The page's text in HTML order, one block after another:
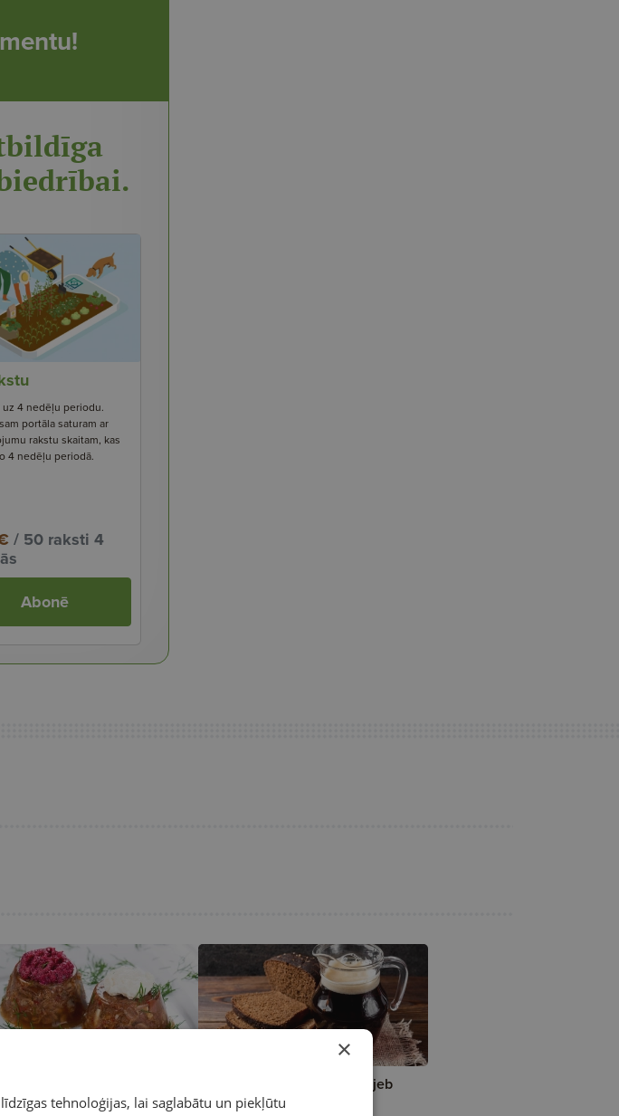
uz 4 nedēļu periodu.
portāla saturam ar
rakstu skaitam, kas
4 nedēļu periodā.
/ 50 raksti 4
Abonē
padoms! Kā pagatavot
galertu
Maizes veselības dzēriens jeb
brottrunks
×
tehnoloģijas, lai saglabātu un piekļūtu